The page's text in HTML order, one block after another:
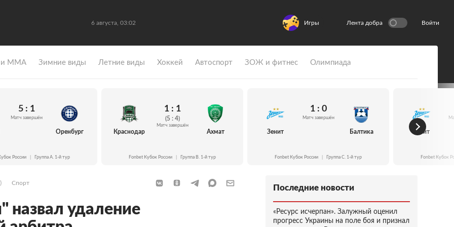
6 августа, 03:02 Игры Лента добра Войти
и ММА Зимние виды Летние виды Хоккей Автоспорт ЗОЖ и фитнес Олимпиада
5 : 1
Матч завершён
Оренбург
России Группа A. 1-й тур
Краснодар
1 : 1
(5 : 4)
Матч завершён
Ахмат
Fonbet Кубок России Группа B. 1-й тур
Зенит
1 : 0
Матч завершён
Балтика
Fonbet Кубок России Группа C. 1-й тур
Зенит
Fonbet Кубок
Спорт
назвал удаление
Последние новости
«Ресурс исчерпан». Залужный оценил
прогресс Украины на поле боя и признал